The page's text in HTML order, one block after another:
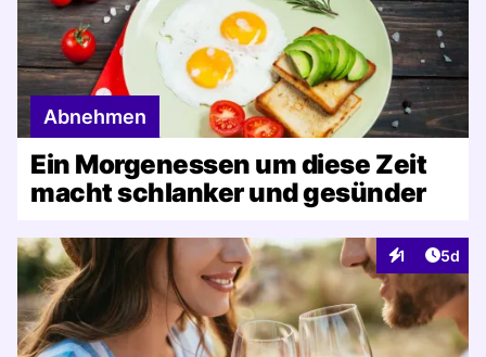
Abnehmen
Ein Morgenessen um diese Zeit
macht schlanker und gesünder
1
Interaktionen
5d